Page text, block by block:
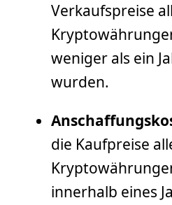
Verkaufspreise
weniger als ein
wurden.
die Kaufpreise
innerhalb eines